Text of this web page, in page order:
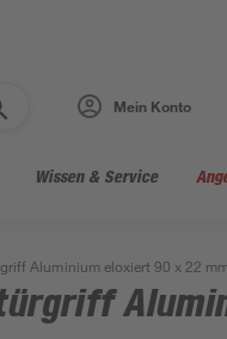
Mein Konto
Wissen & Service
Aluminium eloxiert 90 x 22 mm